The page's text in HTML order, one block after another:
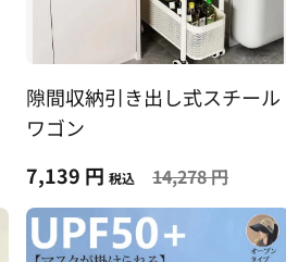
隙間収納引き出し式スチール
ワゴン
7,139 円 税込 14,278 円